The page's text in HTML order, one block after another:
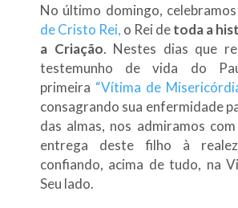
No último domingo,
de Cristo Rei, o Rei detoda a
a Criação. Nestes dias que
testemunho de vida do
primeira “Vítima de
consagrando sua enfermidade
das almas, nos admiramos
entrega deste filho à
confiando, acima de tudo, na
Seu lado.